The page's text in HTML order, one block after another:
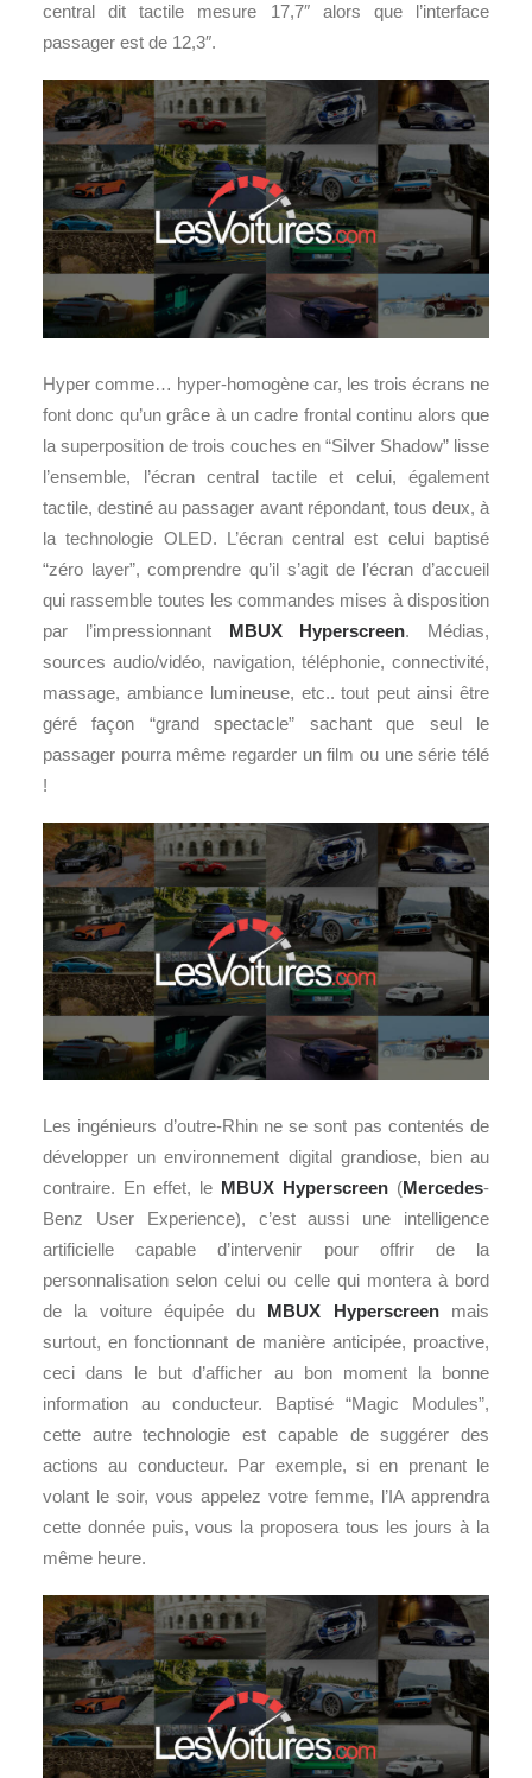
central dit tactile mesure 17,7″ alors que l’interface
passager est de 12,3″.
Hyper comme… hyper-homogène car, les trois écrans ne
font donc qu’un grâce à un cadre frontal continu alors que
la superposition de trois couches en “Silver Shadow” lisse
l’ensemble, l’écran central tactile et celui, également
tactile, destiné au passager avant répondant, tous deux, à
la technologie OLED. L’écran central est celui baptisé
“zéro layer”, comprendre qu’il s’agit de l’écran d’accueil
qui rassemble toutes les commandes mises à disposition
par l’impressionnant MBUX Hyperscreen. Médias,
sources audio/vidéo, navigation, téléphonie, connectivité,
massage, ambiance lumineuse, etc.. tout peut ainsi être
géré façon “grand spectacle” sachant que seul le
passager pourra même regarder un film ou une série télé
!
Les ingénieurs d’outre-Rhin ne se sont pas contentés de
développer un environnement digital grandiose, bien au
contraire. En effet, le MBUX Hyperscreen (Mercedes-
Benz User Experience), c’est aussi une intelligence
artificielle capable d’intervenir pour offrir de la
personnalisation selon celui ou celle qui montera à bord
de la voiture équipée du MBUX Hyperscreenmais
surtout, en fonctionnant de manière anticipée, proactive,
ceci dans le but d’afficher au bon moment la bonne
information au conducteur. Baptisé “Magic Modules”,
cette autre technologie est capable de suggérer des
actions au conducteur. Par exemple, si en prenant le
volant le soir, vous appelez votre femme, l’IA apprendra
cette donnée puis, vous la proposera tous les jours à la
même heure.